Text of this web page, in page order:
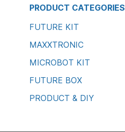
PRODUCT CATEGORIES
FUTURE KIT
MAXXTRONIC
MICROBOT KIT
FUTURE BOX
PRODUCT & DIY